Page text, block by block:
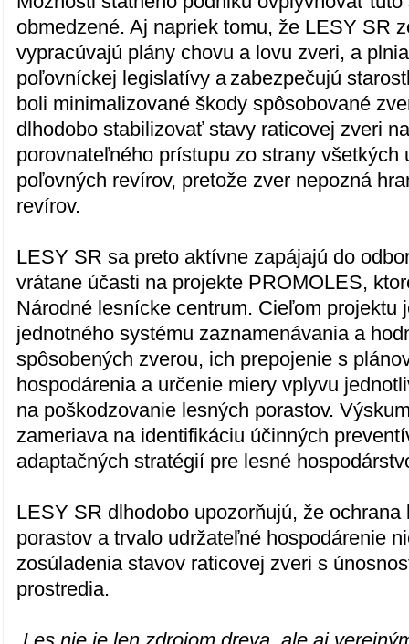
obmedzené. Aj napriek tomu, že LESY SR
vypracúvajú plány chovu a lovu zveri, a
poľovníckej legislatívy a zabezpečujú
boli minimalizované škody spôsobované
dlhodobo stabilizovať stavy raticovej zveri
porovnateľného prístupu zo strany všetkých
poľovných revírov, pretože zver nepozná
revírov.
LESY SR sa preto aktívne zapájajú do
vrátane účasti na projekte PROMOLES,
Národné lesnícke centrum. Cieľom projektu
jednotného systému zaznamenávania a
spôsobených zverou, ich prepojenie s
hospodárenia a určenie miery vplyvu
na poškodzovanie lesných porastov.
zameriava na identifikáciu účinných
adaptačných stratégií pre lesné
LESY SR dlhodobo upozorňujú, že ochrana
porastov a trvalo udržateľné hospodárenie
zosúladenia stavov raticovej zveri s
prostredia.